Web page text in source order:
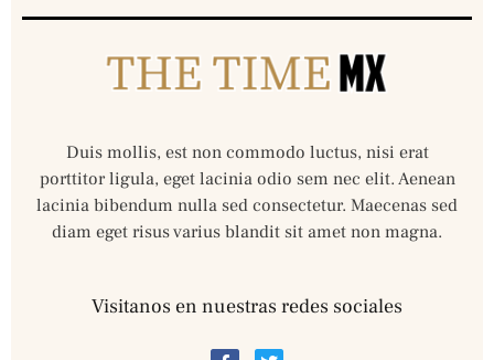
Duis mollis, est non commodo luctus, nisi erat
porttitor ligula, eget lacinia odio sem nec elit. Aenean
lacinia bibendum nulla sed consectetur. Maecenas sed
diam eget risus varius blandit sit amet non magna.
Visitanos en nuestras redes sociales